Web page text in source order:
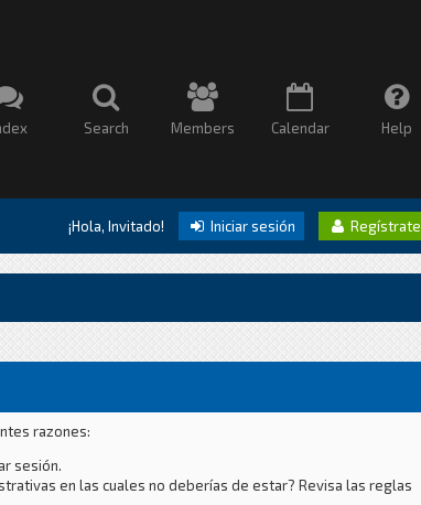
Search Members Calendar Help
¡Hola, Invitado! Iniciar sesión Regístrate
razones:
sesión.
en las cuales no deberías de estar? Revisa las reglas